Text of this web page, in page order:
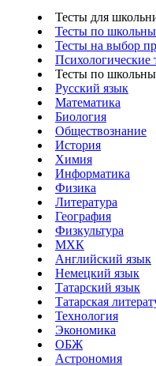
Тесты для
Тесты по
Тесты на выбор
Психологические
Тесты по
Русский язык
Математика
Биология
Обществознание
История
Химия
Информатика
Физика
Литература
География
Физкультура
МХК
Английский язык
Немецкий язык
Татарский язык
Татарская
Технология
Экономика
ОБЖ
Астрономия